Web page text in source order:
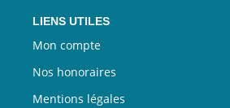
LIENS UTILES
Mon compte
Nos honoraires
Mentions légales